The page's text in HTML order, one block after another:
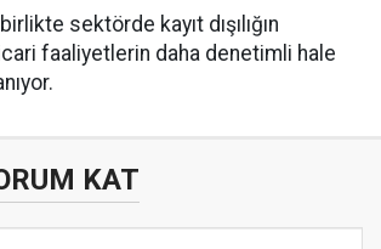
sektörde kayıt dışılığın
faaliyetlerin daha denetimli hale
KAT